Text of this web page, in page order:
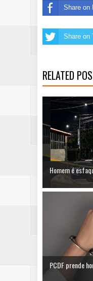
Share on
Share on
RELATED
Homem é
PCDF prende